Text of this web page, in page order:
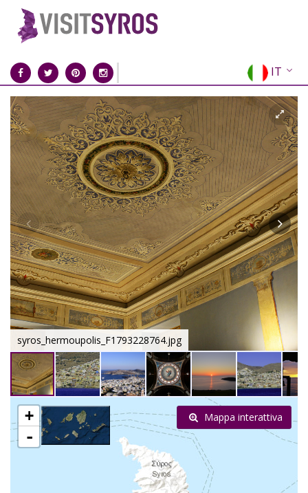
IT
EN
EL
FR
DE
ES
RU
CN
syros_hermoupolis_F1793228764.jpg
+
-
Mappa interattiva